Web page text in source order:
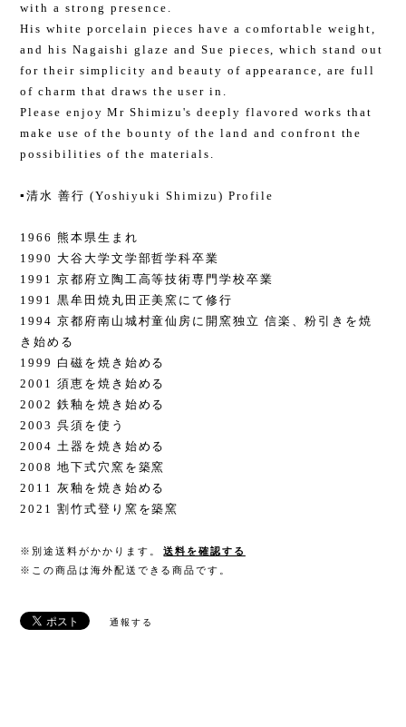
with a strong presence.
His white porcelain pieces have a comfortable weight,
and his Nagaishi glaze and Sue pieces, which stand out
for their simplicity and beauty of appearance, are full
of charm that draws the user in.
Please enjoy Mr Shimizu's deeply flavored works that
make use of the bounty of the land and confront the
possibilities of the materials.
▪️清水 善行 (Yoshiyuki Shimizu) Profile
1966 熊本県生まれ
1990 大谷大学文学部哲学科卒業
1991 京都府立陶工高等技術専門学校卒業
1991 黒牟田焼丸田正美窯にて修行
1994 京都府南山城村童仙房に開窯独立 信楽、粉引きを焼
き始める
1999 白磁を焼き始める
2001 須恵を焼き始める
2002 鉄釉を焼き始める
2003 呉須を使う
2004 土器を焼き始める
2008 地下式穴窯を築窯
2011 灰釉を焼き始める
2021 割竹式登り窯を築窯
※別途送料がかかります。
送料を確認する
※この商品は海外配送できる商品です。
通報する